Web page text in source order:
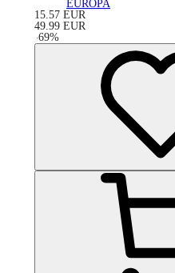
EUROPA
15.57 EUR
49.99 EUR
-69%